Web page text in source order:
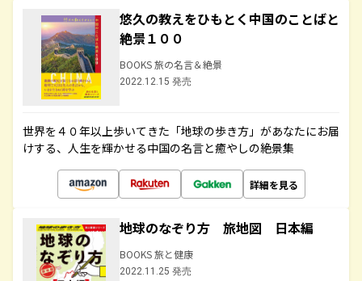
悠久の教えをひもとく中国のことばと
絶景１００
BOOKS 旅の名言＆絶景
2022.12.15 発売
世界を４０年以上歩いてきた「地球の歩き方」があなたにお届
けする、人生を輝かせる中国の名言と癒やしの絶景集
詳細を見る
地球のなぞり方 旅地図 日本編
BOOKS 旅と健康
2022.11.25 発売